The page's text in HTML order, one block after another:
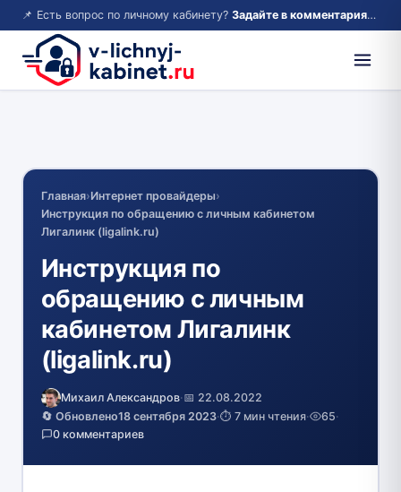
📌 Есть вопрос по личному кабинету? Задайте в комментариях — ответим!
Главная›Интернет провайдеры›
Инструкция по обращению с личным кабинетом
Лигалинк (ligalink.ru)
Инструкция по
обращению с личным
кабинетом Лигалинк
(ligalink.ru)
Михаил Александров·📅 22.08.2022
🔄 Обновлено18 сентября 2023·⏱️ 7 мин чтения· 65·
0 комментариев